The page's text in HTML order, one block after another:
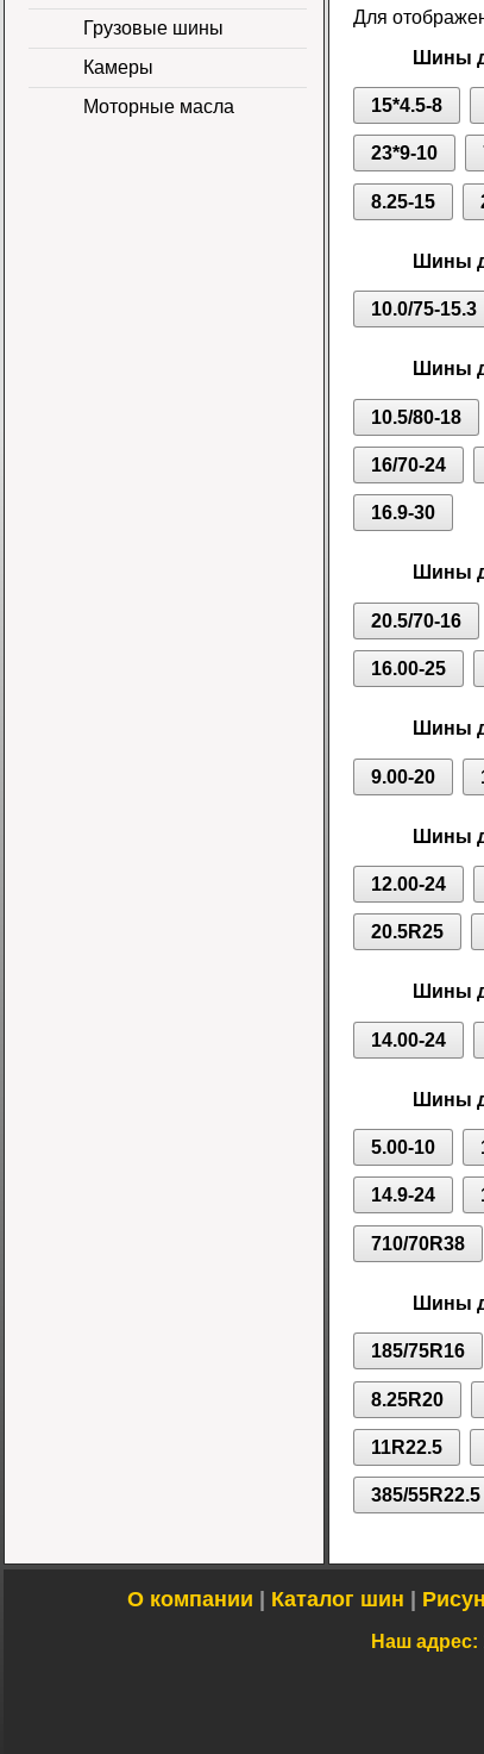
Для
Шины
15*4.5-8
23*9-10
8.25-15
Шины
10.0/75-15.3
Шины
10.5/80-18
16/70-24
16.9-30
Шины
20.5/70-16
16.00-25
Шины
9.00-20
Шины
12.00-24
20.5R25
Шины
14.00-24
Шины
5.00-10
14.9-24
710/70R38
Шины
185/75R16
8.25R20
11R22.5
385/55R22.5
Грузовые шины
Камеры
Моторные масла
О компании | Каталог шин |
Наш адрес: